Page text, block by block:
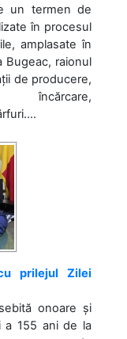
un termen de
în procesul
amplasate în
Bugeac, raionul
de producere,
prilejul Zilei
onoare și
a 155 ani de la